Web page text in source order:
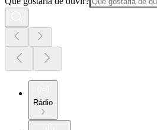
Rádio